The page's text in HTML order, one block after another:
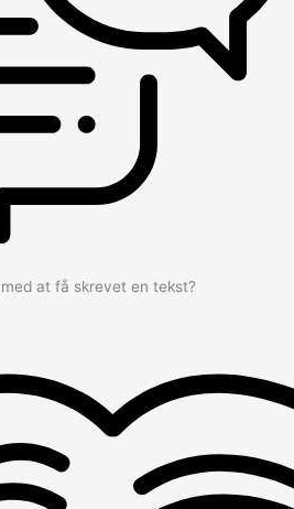
at få skrevet en tekst?